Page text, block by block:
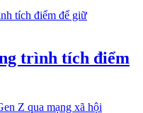
trình tích điểm